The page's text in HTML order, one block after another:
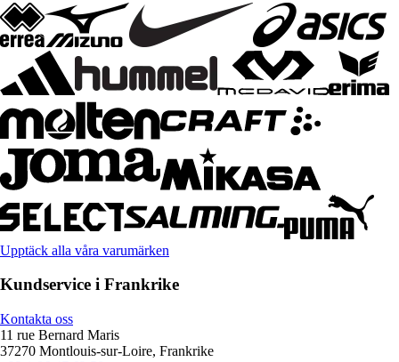
Upptäck alla våra varumärken
Kundservice i Frankrike
Kontakta oss
11 rue Bernard Maris
37270 Montlouis-sur-Loire, Frankrike